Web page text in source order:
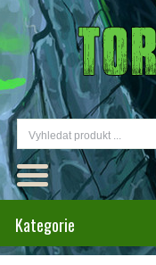
Kategorie